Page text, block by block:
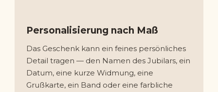
Personalisierung nach Maß
Das Geschenk kann ein feines persönliches
Detail tragen — den Namen des Jubilars, ein
Datum, eine kurze Widmung, eine
Grußkarte, ein Band oder eine farbliche